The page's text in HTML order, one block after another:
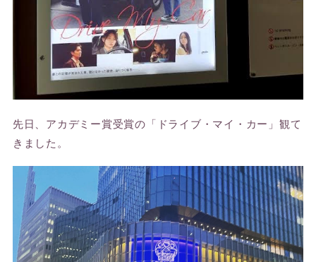
先日、アカデミー賞受賞の「ドライブ・マイ・カー」観て
きました。